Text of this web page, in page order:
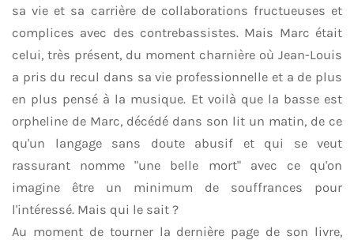
sa vie et sa carrière de collaborations fructueuses et
complices avec des contrebassistes. Mais Marc était
celui, très présent, du moment charnière où Jean-Louis
a pris du recul dans sa vie professionnelle et a de plus
en plus pensé à la musique. Et voilà que la basse est
orpheline de Marc, décédé dans son lit un matin, de ce
qu'un langage sans doute abusif et qui se veut
rassurant nomme "une belle mort" avec ce qu'on
imagine être un minimum de souffrances pour
l'intéressé. Mais qui le sait ?
Au moment de tourner la dernière page de son livre,